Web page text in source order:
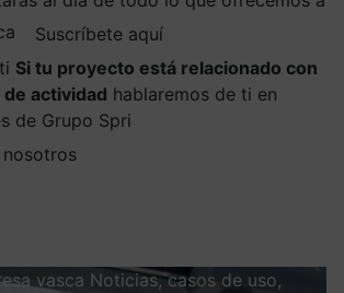
Suscríbete aquí
Si tu proyecto está relacionado con
actividad hablaremos de ti en
de Grupo Spri
vasca Noticias, casos de uso,